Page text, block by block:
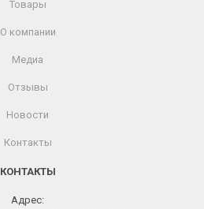
Товары
О компании
Медиа
Отзывы
Новости
Контакты
КОНТАКТЫ
Адрес: